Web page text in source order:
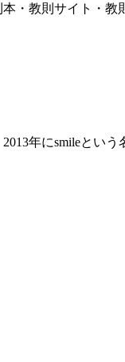
・教則サイト・
年にsmileという